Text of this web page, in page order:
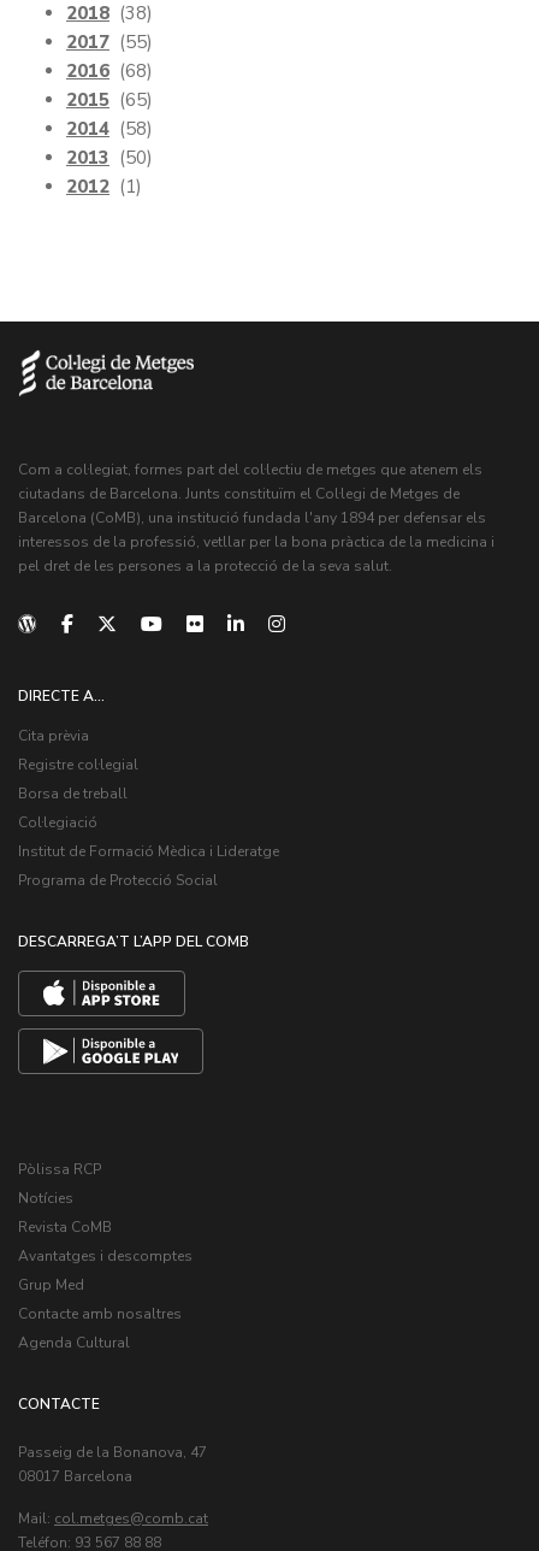
2018 (38)
2017 (55)
2016 (68)
2015 (65)
2014 (58)
2013 (50)
2012 (1)
Com a col·legiat, formes part del col·lectiu de metges que atenem els
ciutadans de Barcelona. Junts constituïm el Col·legi de Metges de
Barcelona (CoMB), una institució fundada l'any 1894 per defensar els
interessos de la professió, vetllar per la bona pràctica de la medicina i
pel dret de les persones a la protecció de la seva salut.
DIRECTE A...
Cita prèvia
Registre col·legial
Borsa de treball
Col·legiació
Institut de Formació Mèdica i Lideratge
Programa de Protecció Social
DESCARREGA’T L’APP DEL COMB
Pòlissa RCP
Notícies
Revista CoMB
Avantatges i descomptes
Grup Med
Contacte amb nosaltres
Agenda Cultural
CONTACTE
Passeig de la Bonanova, 47
08017 Barcelona
Mail: col.metges
Teléfon: 93 567 88 88